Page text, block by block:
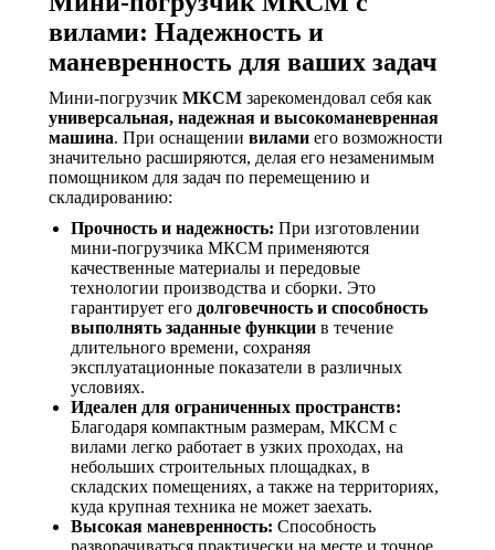
вилами: Надежность и
маневренность для ваших задач
Мини-погрузчик МКСМ зарекомендовал себя как
универсальная, надежная и высокоманевренная
машина. При оснащении вилами его возможности
значительно расширяются, делая его незаменимым
помощником для задач по перемещению и
складированию:
Прочность и надежность: При изготовлении
мини-погрузчика МКСМ применяются
качественные материалы и передовые
технологии производства и сборки. Это
гарантирует его долговечность и способность
выполнять заданные функции в течение
длительного времени, сохраняя
эксплуатационные показатели в различных
условиях.
Идеален для ограниченных пространств:
Благодаря компактным размерам, МКСМ с
вилами легко работает в узких проходах, на
небольших строительных площадках, в
складских помещениях, а также на территориях,
куда крупная техника не может заехать.
Высокая маневренность: Способность